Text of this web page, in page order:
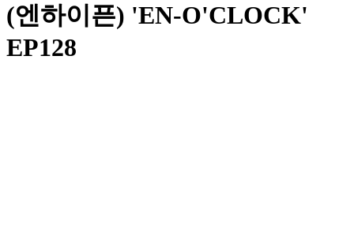
(엔하이픈) 'EN-O'CLOCK'
EP128